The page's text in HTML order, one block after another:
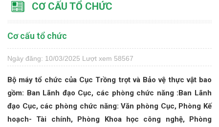
CƠ CẤU TỔ CHỨC
Cơ cấu tổ chức
Ngày đăng: 10/03/2025 Lượt xem 58567
Bộ máy tổ chức của Cục Trồng trọt và Bảo vệ thực vật bao
gồm: Ban Lãnh đạo Cục, các phòng chức năng :Ban Lãnh
đạo Cục, các phòng chức năng: Văn phòng Cục, Phòng Kế
hoạch- Tài chính, Phòng Khoa học công nghệ, Phòng